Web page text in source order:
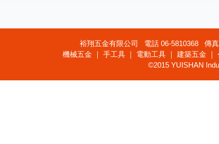
裕翔五金有限公司 電話 06-5810368 傳
機械五金 ｜ 手工具 ｜ 電動工具 ｜ 建築五金
©2015 YUISHAN